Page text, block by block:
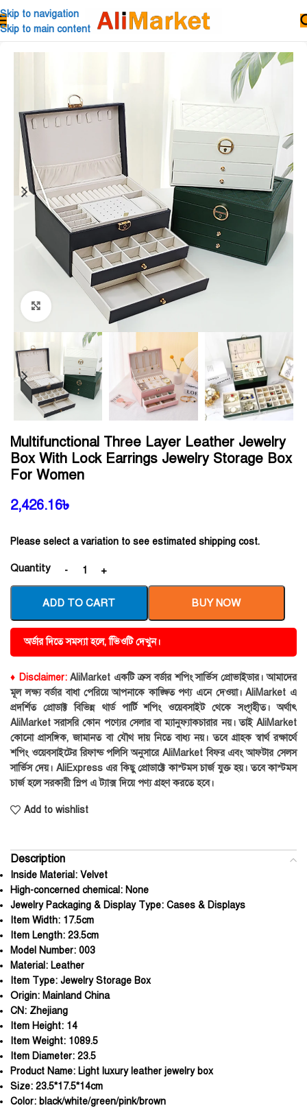
Skip to navigation
Skip to main content
Click to enlarge
Multifunctional Three Layer Leather Jewelry
Box With Lock Earrings Jewelry Storage Box
For Women
2,426.16৳
Please select a variation to see estimated shipping cost.
Quantity
ADD TO CART BUY NOW
অর্ডার দিতে সমস্যা হলে, ভিিওটি দেখুন।
♦ Disclaimer:AliMarket একটি ক্রস বর্ডার শপিং সার্ভিস প্রোভাইডার। আমাদের
মূল লক্ষ্য বর্ডার বাধা পেরিয়ে আপনাকে কাঙ্ক্ষিত পণ্য এনে দেওয়া। AliMarket এ
প্রদর্শিত প্রোডাক্ট বিভিন্ন থার্ড পার্টি শপিং ওয়েবসাইট থেকে সংগৃহীত। অর্থাৎ
AliMarket সরাসরি কোন পণ্যের সেলার বা ম্যানুফ্যাকচারার নয়। তাই AliMarket
কোনো প্রাসঙ্গিক, জামানত বা যৌথ দায় নিতে বাধ্য নয়। তবে গ্রাহক স্বার্থ রক্ষার্থে
শপিং ওয়েবসাইটের রিফান্ড পলিসি অনুসারে AliMarket বিফর এবং আফটার সেলস
সার্ভিস দেয়। AliExpress এর কিছু প্রোডাক্টে কাস্টমস চার্জ যুক্ত হয়। তবে কাস্টমস
চার্জ হলে সরকারী স্লিপ এ ট্যাক্স দিয়ে পণ্য গ্রহণ করতে হবে।
Add to wishlist
Description
Inside Material: Velvet
High-concerned chemical: None
Jewelry Packaging & Display Type: Cases & Displays
Item Width: 17.5cm
Item Length: 23.5cm
Model Number: 003
Material: Leather
Item Type: Jewelry Storage Box
Origin: Mainland China
CN: Zhejiang
Item Height: 14
Item Weight: 1089.5
Item Diameter: 23.5
Product Name: Light luxury leather jewelry box
Size: 23.5*17.5*14cm
Color: black/white/green/pink/brown